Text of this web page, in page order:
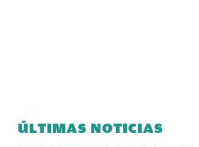
ÚLTIMAS NOTICIAS